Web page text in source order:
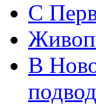
C
В